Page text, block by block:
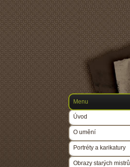
Menu
Úvod
O umění
Portréty a karikatury
Obrazy starých mistrů